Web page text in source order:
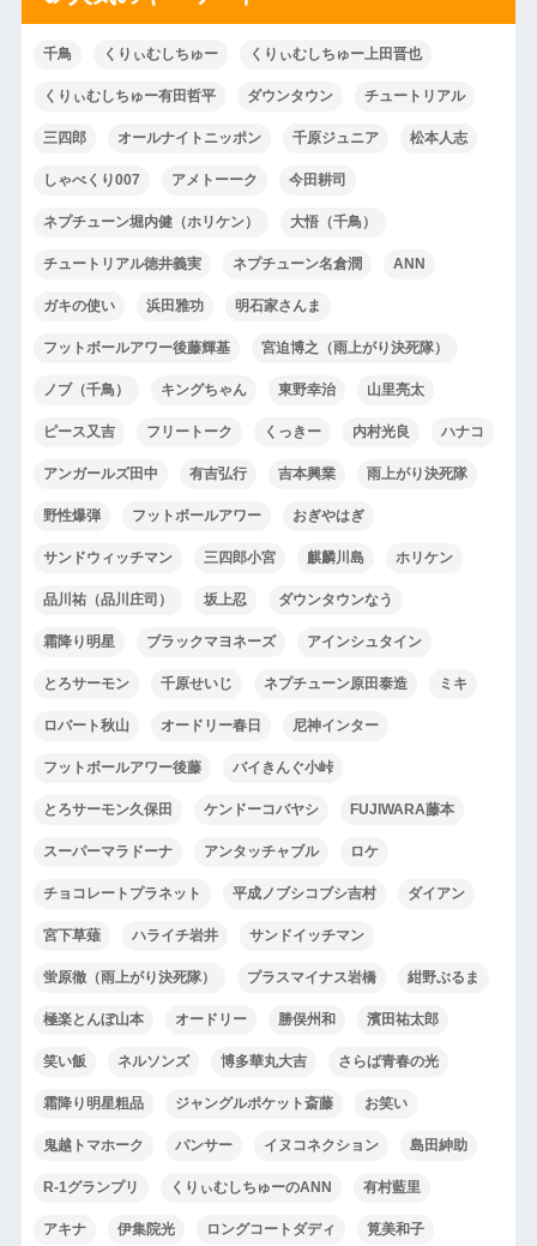
千鳥 くりぃむしちゅー くりぃむしちゅー上田晋也
くりぃむしちゅー有田哲平 ダウンタウン チュートリアル
三四郎 オールナイトニッポン 千原ジュニア 松本人志
しゃべくり007 アメトーーク 今田耕司
ネプチューン堀内健（ホリケン） 大悟（千鳥）
チュートリアル徳井義実 ネプチューン名倉潤 ANN
ガキの使い 浜田雅功 明石家さんま
フットボールアワー後藤輝基 宮迫博之（雨上がり決死隊）
ノブ（千鳥） キングちゃん 東野幸治 山里亮太
ピース又吉 フリートーク くっきー 内村光良 ハナコ
アンガールズ田中 有吉弘行 吉本興業 雨上がり決死隊
野性爆弾 フットボールアワー おぎやはぎ
サンドウィッチマン 三四郎小宮 麒麟川島 ホリケン
品川祐（品川庄司） 坂上忍 ダウンタウンなう
霜降り明星 ブラックマヨネーズ アインシュタイン
とろサーモン 千原せいじ ネプチューン原田泰造 ミキ
ロバート秋山 オードリー春日 尼神インター
フットボールアワー後藤 バイきんぐ小峠
とろサーモン久保田 ケンドーコバヤシ FUJIWARA藤本
スーパーマラドーナ アンタッチャブル ロケ
チョコレートプラネット 平成ノブシコブシ吉村 ダイアン
宮下草薙 ハライチ岩井 サンドイッチマン
蛍原徹（雨上がり決死隊） プラスマイナス岩橋 紺野ぶるま
極楽とんぼ山本 オードリー 勝俣州和 濱田祐太郎
笑い飯 ネルソンズ 博多華丸大吉 さらば青春の光
霜降り明星粗品 ジャングルポケット斎藤 お笑い
鬼越トマホーク パンサー イヌコネクション 島田紳助
R-1グランプリ くりぃむしちゅーのANN 有村藍里
アキナ 伊集院光 ロングコートダディ 筧美和子